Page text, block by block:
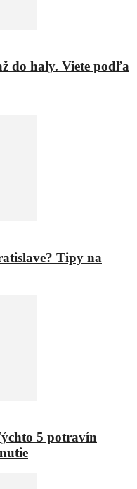
do haly. Viete podľa
Tipy na
5 potravín